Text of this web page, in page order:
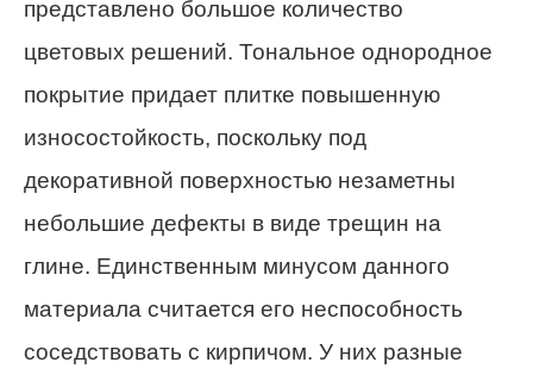
представлено большое количество
цветовых решений. Тональное однородное
покрытие придает плитке повышенную
износостойкость, поскольку под
декоративной поверхностью незаметны
небольшие дефекты в виде трещин на
глине. Единственным минусом данного
материала считается его неспособность
соседствовать с кирпичом. У них разные